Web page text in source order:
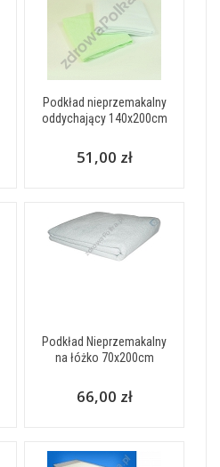
Podkład nieprzemakalny
oddychający 140x200cm
51,00 zł
Podkład Nieprzemakalny
na łóżko 70x200cm
66,00 zł